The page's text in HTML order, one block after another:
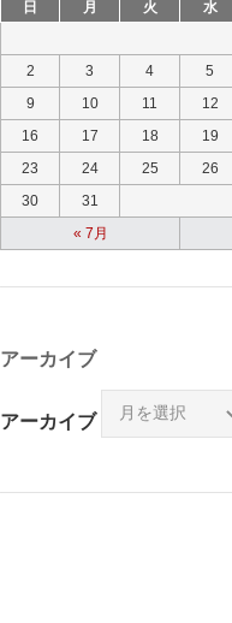
日
月 火 水
« 7月
2
3 4 5
9
10 11 12
16
17 18 19
23
24 25 26
30
31
アーカイブ
アーカイブ